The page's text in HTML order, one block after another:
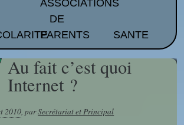
Les
Projet
Pronote
Moodle
Esidoc
et EPS
ACST
Programmation
ASSOCIATIONS
DE
PARENTS
ALPE
APEEP
SANTE
Au fait c’est quoi
Internet ?
2010,parSecrétariat et Principal